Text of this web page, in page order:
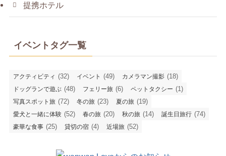
提携ホテル
イベントタグ一覧
アクティビティ (32) イベント (49) カメラマン撮影 (18)
ドッグランで遊ぶ (48) フェリー旅 (6) ペットタクシー (1)
写真スポット旅 (72) 冬の旅 (23) 夏の旅 (19)
愛犬と一緒に体験 (52) 春の旅 (20) 秋の旅 (14) 誕生日旅行 (74)
豪華な食事 (25) 貸切の宿 (4) 近場旅 (52)